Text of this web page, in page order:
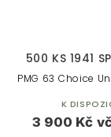
500 KS 1941
3 900 Kč
PMG 63 Choice
K